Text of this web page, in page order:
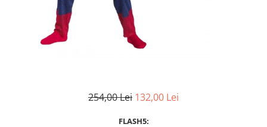
BINOCLURI & LUNETE
Prastii profesionale de vanatoare
Rucsacuri si huse
254,00 Lei 132,00 Lei
FLASH5: